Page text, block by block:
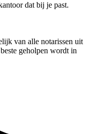
dat bij je past.
van alle notarissen uit
geholpen wordt in